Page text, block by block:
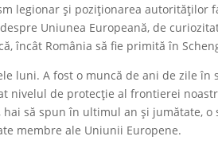
legionar și poziționarea autorităților
Uniunea Europeană, de
încât România să fie primită în
luni. A fost o muncă de ani de zile în
nivelul de protecție al frontierei
să spun în ultimul an și jumătate, o
membre ale Uniunii Europene.